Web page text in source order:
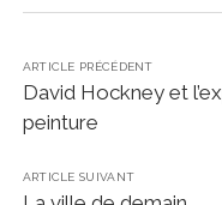
ARTICLE PRÉCÉDENT
David Hockney et
peinture
ARTICLE SUIVANT